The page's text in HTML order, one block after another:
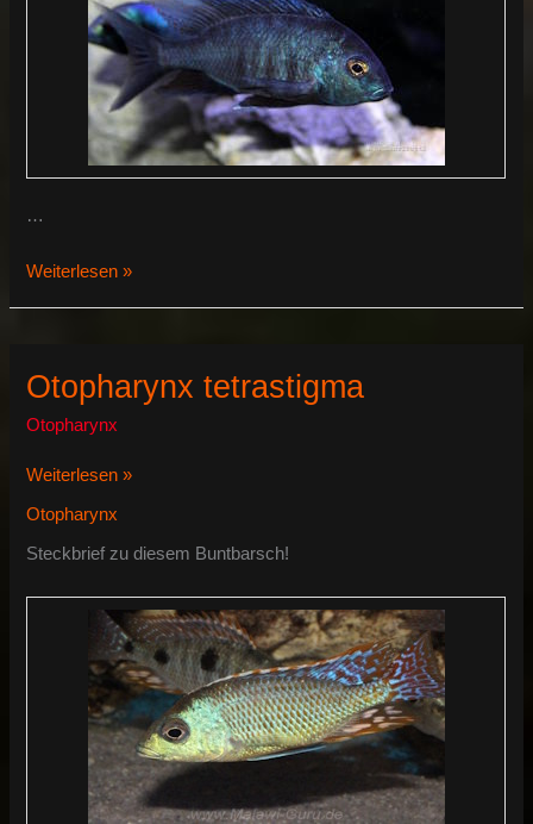
…
Otopharynx
Weiterlesen »
Otopharynx tetrastigma
Otopharynx
Otopharynx
Weiterlesen »
Otopharynx
Steckbrief zu diesem Buntbarsch!